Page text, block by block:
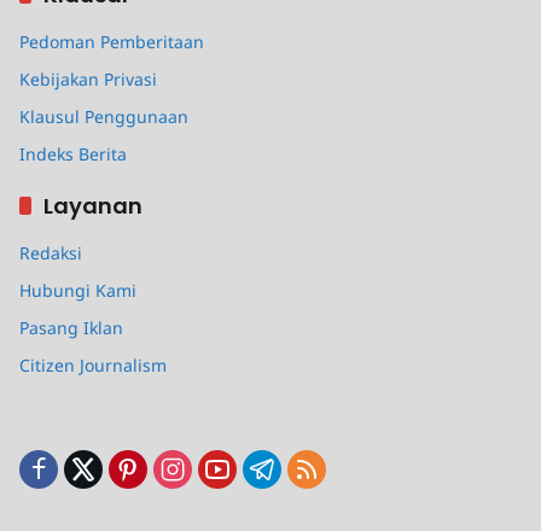
Pedoman Pemberitaan
Kebijakan Privasi
Klausul Penggunaan
Indeks Berita
Layanan
Redaksi
Hubungi Kami
Pasang Iklan
Citizen Journalism